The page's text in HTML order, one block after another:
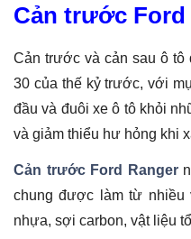
Cản trước Ford
Cản trước và cản sau ô
30 của thế kỷ trước, với
đầu và đuôi xe ô tô khỏi
và giảm thiểu hư hỏng khi
Cản trước Ford Ranger
chung được làm từ nhiều
nhựa, sợi carbon, vật liệu